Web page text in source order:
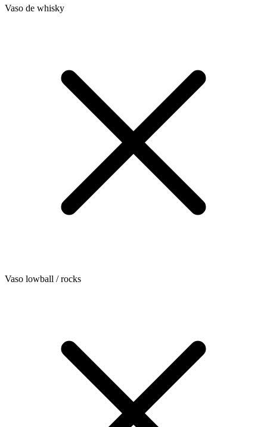
Vaso de whisky
Vaso lowball / rocks